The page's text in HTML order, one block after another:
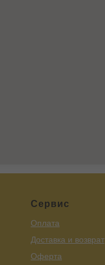
Сервис
Оплата
Доставка и возврат
Оферта